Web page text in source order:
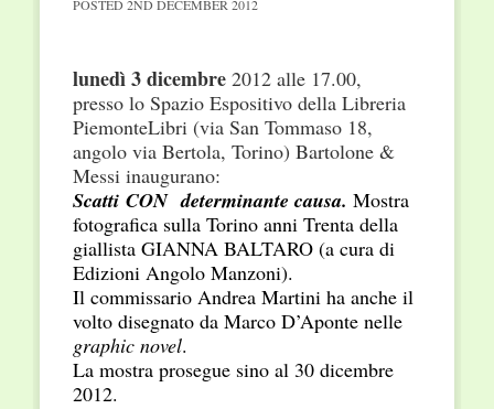
POSTED 2ND DECEMBER 2012
lunedì 3 dicembre2012 alle 17.00,
presso lo Spazio Espositivo della Libreria
PiemonteLibri (via San Tommaso 18,
angolo via Bertola, Torino) Bartolone &
Messi inaugurano:
Scatti CON determinante causa. Mostra
fotografica sulla Torino anni Trenta della
giallista GIANNA BALTARO (a cura di
Edizioni Angolo Manzoni).
Il commissario Andrea Martini ha anche il
volto disegnato da Marco D’Aponte nelle
graphic novel.
La mostra prosegue sino al 30 dicembre
2012.